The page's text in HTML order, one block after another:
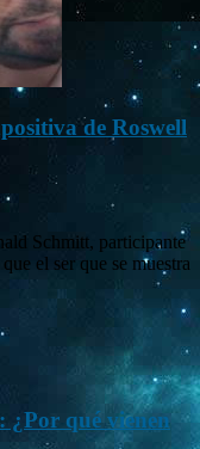
de Roswell
Schmitt, participante
el ser que se muestra
¿Por qué vienen